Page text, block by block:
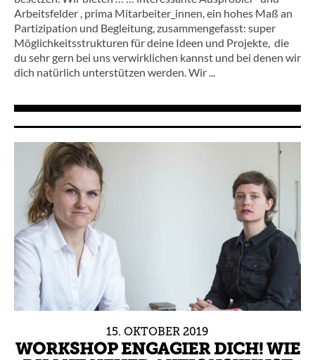
Arbeitsfelder , prima Mitarbeiter_innen, ein hohes Maß an
Partizipation und Begleitung, zusammengefasst: super
Möglichkeitsstrukturen für deine Ideen und Projekte, die
du sehr gern bei uns verwirklichen kannst und bei denen wir
dich natürlich unterstützen werden. Wir ...
15. OKTOBER 2019
WORKSHOP ENGAGIER DICH! WIE